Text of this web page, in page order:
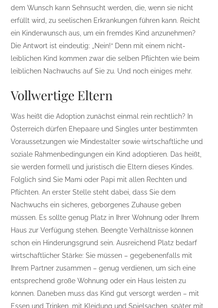
dem Wunsch kann Sehnsucht werden, die, wenn sie nicht
erfüllt wird, zu seelischen Erkrankungen führen kann. Reicht
ein Kinderwunsch aus, um ein fremdes Kind anzunehmen?
Die Antwort ist eindeutig: „Nein!“ Denn mit einem nicht-
leiblichen Kind kommen zwar die selben Pflichten wie beim
leiblichen Nachwuchs auf Sie zu. Und noch einiges mehr.
Vollwertige Eltern
Was heißt die Adoption zunächst einmal rein rechtlich? In
Österreich dürfen Ehepaare und Singles unter bestimmten
Voraussetzungen wie Mindestalter sowie wirtschaftliche und
soziale Rahmenbedingungen ein Kind adoptieren. Das heißt,
sie werden formell und juristisch die Eltern dieses Kindes.
Folglich sind Sie Mami oder Papi mit allen Rechten und
Pflichten. An erster Stelle steht dabei, dass Sie dem
Nachwuchs ein sicheres, geborgenes Zuhause geben
müssen. Es sollte genug Platz in Ihrer Wohnung oder Ihrem
Haus zur Verfügung stehen. Beengte Verhältnisse können
schon ein Hinderungsgrund sein. Ausreichend Platz bedarf
wirtschaftlicher Stärke: Sie müssen – gegebenenfalls mit
Ihrem Partner zusammen – genug verdienen, um sich eine
entsprechend große Wohnung oder ein Haus leisten zu
können. Daneben muss das Kind gut versorgt werden – mit
Essen und Trinken, mit Kleidung und Spielsachen, später mit